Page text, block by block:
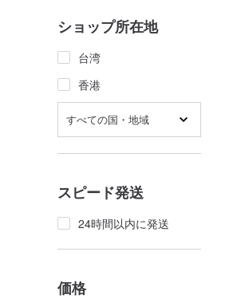
ショップ所在地
台湾
香港
すべての国・地域
スピード発送
24時間以内に発送
価格